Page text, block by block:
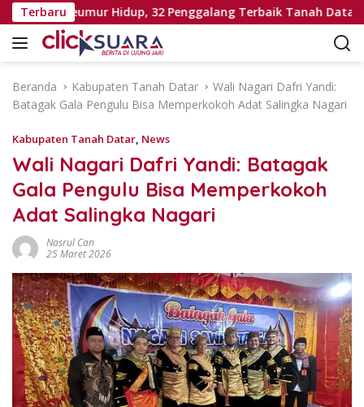
a
Terbaru
Sekali Seumur Hidup, 32 Penggalang Terbaik Tanah Datar
Beranda Kabupaten Tanah Datar
Wali Nagari Dafri Yandi:
Batagak Gala Pengulu Bisa Memperkokoh Adat Salingka Nagari
Kabupaten Tanah Datar, News
Wali Nagari Dafri Yandi: Batagak
Gala Pengulu Bisa Memperkokoh
Adat Salingka Nagari
Nasrul Can
25 Maret 2026